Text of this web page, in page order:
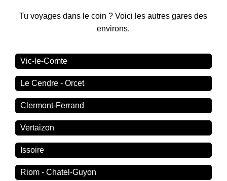
Tu voyages dans le coin ? Voici les autres gares des
environs.
Vic-le-Comte
Le Cendre - Orcet
Clermont-Ferrand
Vertaizon
Issoire
Riom - Chatel-Guyon